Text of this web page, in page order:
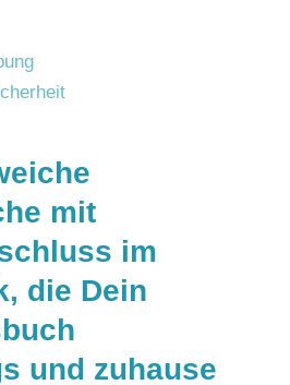
mit
im
die Dein
und zuhause